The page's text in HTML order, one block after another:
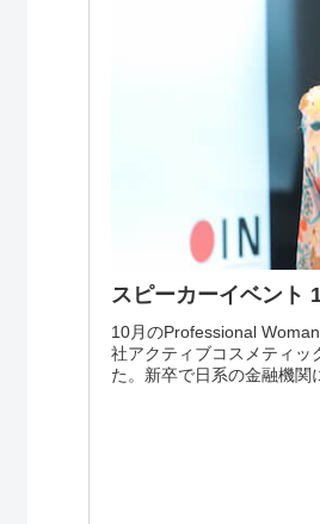
スピーカーイベント
10月のProfessional
社アクティブコスメティッ
た。新卒で日系の金融機関